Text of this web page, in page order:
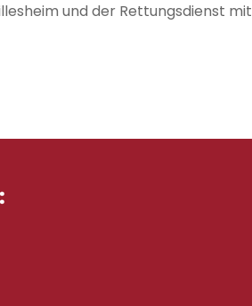
und der Rettungsdienst mit